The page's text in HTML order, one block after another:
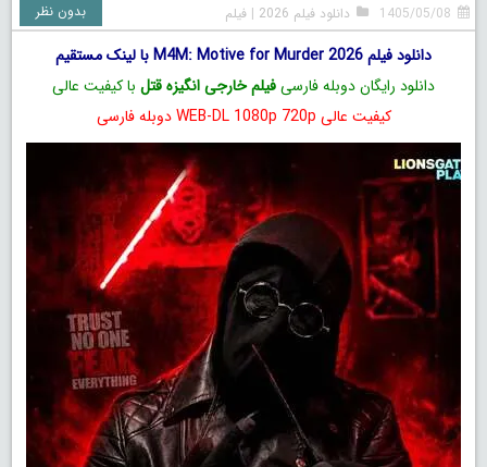
1405/05/08 دانلود فیلم 2026 |فیلم بدون نظر
دانلود فیلم M4M: Motive for Murder 2026 با لینک مستقیم
دانلود رایگان دوبله فارسیفیلم خارجی انگیزه قتل با کیفیت عالی
کیفیت عالی WEB-DL 1080p 720p دوبله فارسی